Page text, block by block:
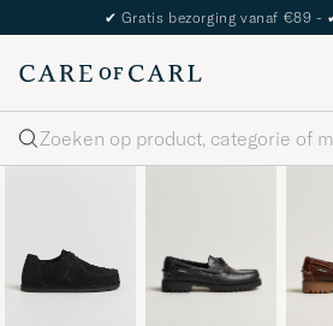
✔ Gratis bezorging vanaf €89 -
Zoeken